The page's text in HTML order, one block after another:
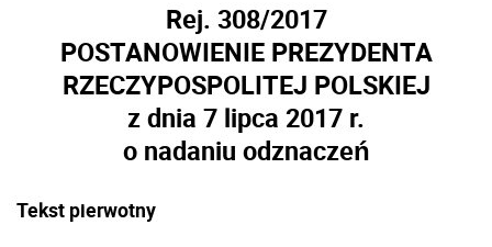
Rej. 308/2017
POSTANOWIENIE PREZYDENTA
RZECZYPOSPOLITEJ POLSKIEJ
z dnia 7 lipca 2017 r.
o nadaniu odznaczeń
Tekst pierwotny